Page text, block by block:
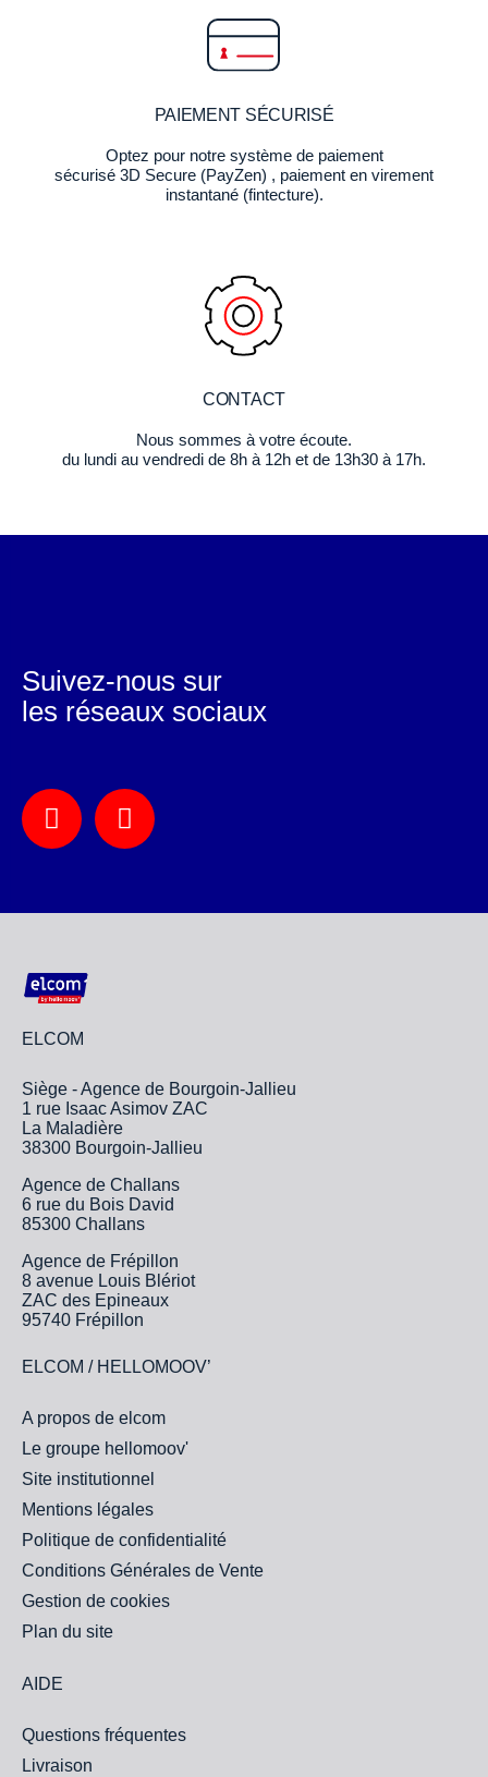
PAIEMENT SÉCURISÉ
Optez pour notre système de paiement
sécurisé 3D Secure (PayZen) , paiement en virement
instantané (fintecture).
CONTACT
Nous sommes à votre écoute.
du lundi au vendredi de 8h à 12h et de 13h30 à 17h.
ELCOM
Siège - Agence de Bourgoin-Jallieu
1 rue Isaac Asimov ZAC
La Maladière
38300 Bourgoin-Jallieu
Agence de Challans
6 rue du Bois David
85300 Challans
Agence de Frépillon
8 avenue Louis Blériot
ZAC des Epineaux
95740 Frépillon
ELCOM / HELLOMOOV’
A propos de elcom
Le groupe hellomoov'
Site institutionnel
Mentions légales
Politique de confidentialité
Conditions Générales de Vente
Gestion de cookies
Plan du site
AIDE
Questions fréquentes
Livraison
Suivez-nous sur
les réseaux sociaux